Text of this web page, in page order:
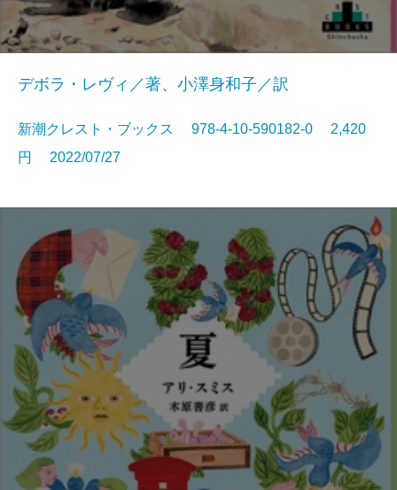
デボラ・レヴィ／著、小澤身和子／訳
新潮クレスト・ブックス 978-4-10-590182-0 2,420
円 2022/07/27